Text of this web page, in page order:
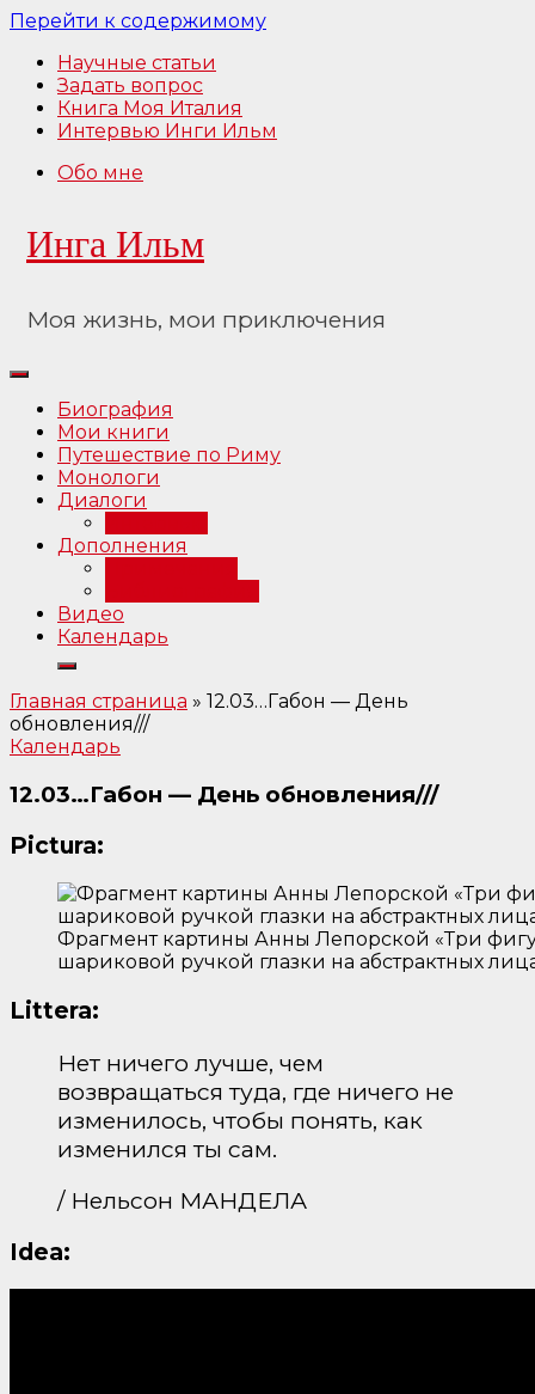
Перейти к содержимому
Научные статьи
Задать вопрос
Книга Моя Италия
Интервью Инги Ильм
Обо мне
Инга Ильм
Моя жизнь, мои приключения
Биография
Мои книги
Путешествие по Риму
Монологи
Диалоги
Дополнения
Видео
Календарь
Главная страница » 12.03…Габон — День
обновления///
Календарь
12.03…Габон — День обновления///
Pictura:
Фрагмент картины Анны Лепорской «Три
шариковой ручкой глазки на абстрактных
Littera:
Нет ничего лучше, чем
возвращаться туда, где ничего не
изменилось, чтобы понять, как
изменился ты сам.
/ Нельсон МАНДЕЛА
Idea: